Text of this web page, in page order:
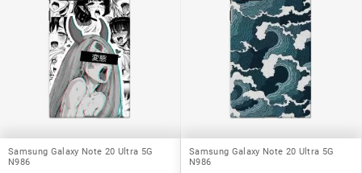
Samsung Galaxy Note 20 Ultra 5G
N986
Samsung Galaxy Note 20 Ultra 5G
N986